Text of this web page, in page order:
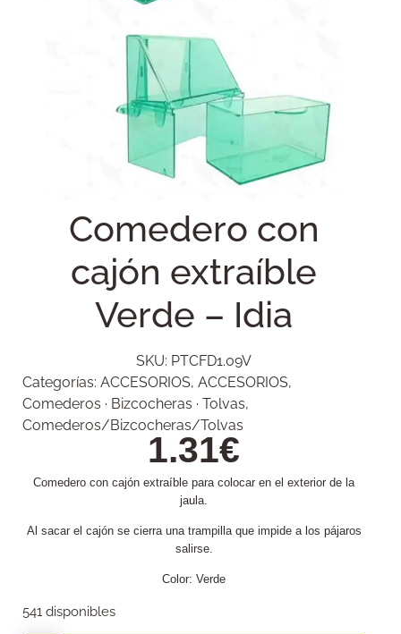
Comedero con
cajón extraíble
Verde – Idia
SKU: PTCFD1.09V
Categorías: ACCESORIOS, ACCESORIOS,
Comederos · Bizcocheras · Tolvas,
Comederos/Bizcocheras/Tolvas
1.31€
Comedero con cajón extraíble para colocar en el exterior de la
jaula.
Al sacar el cajón se cierra una trampilla que impide a los pájaros
salirse.
Color: Verde
541 disponibles